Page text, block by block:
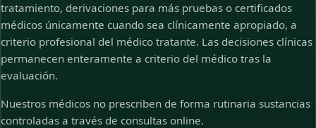
tratamiento, derivaciones para más pruebas o certificados
médicos únicamente cuando sea clínicamente apropiado, a
criterio profesional del médico tratante. Las decisiones clínicas
permanecen enteramente a criterio del médico tras la
evaluación.
Nuestros médicos no prescriben de forma rutinaria sustancias
controladas a través de consultas online.